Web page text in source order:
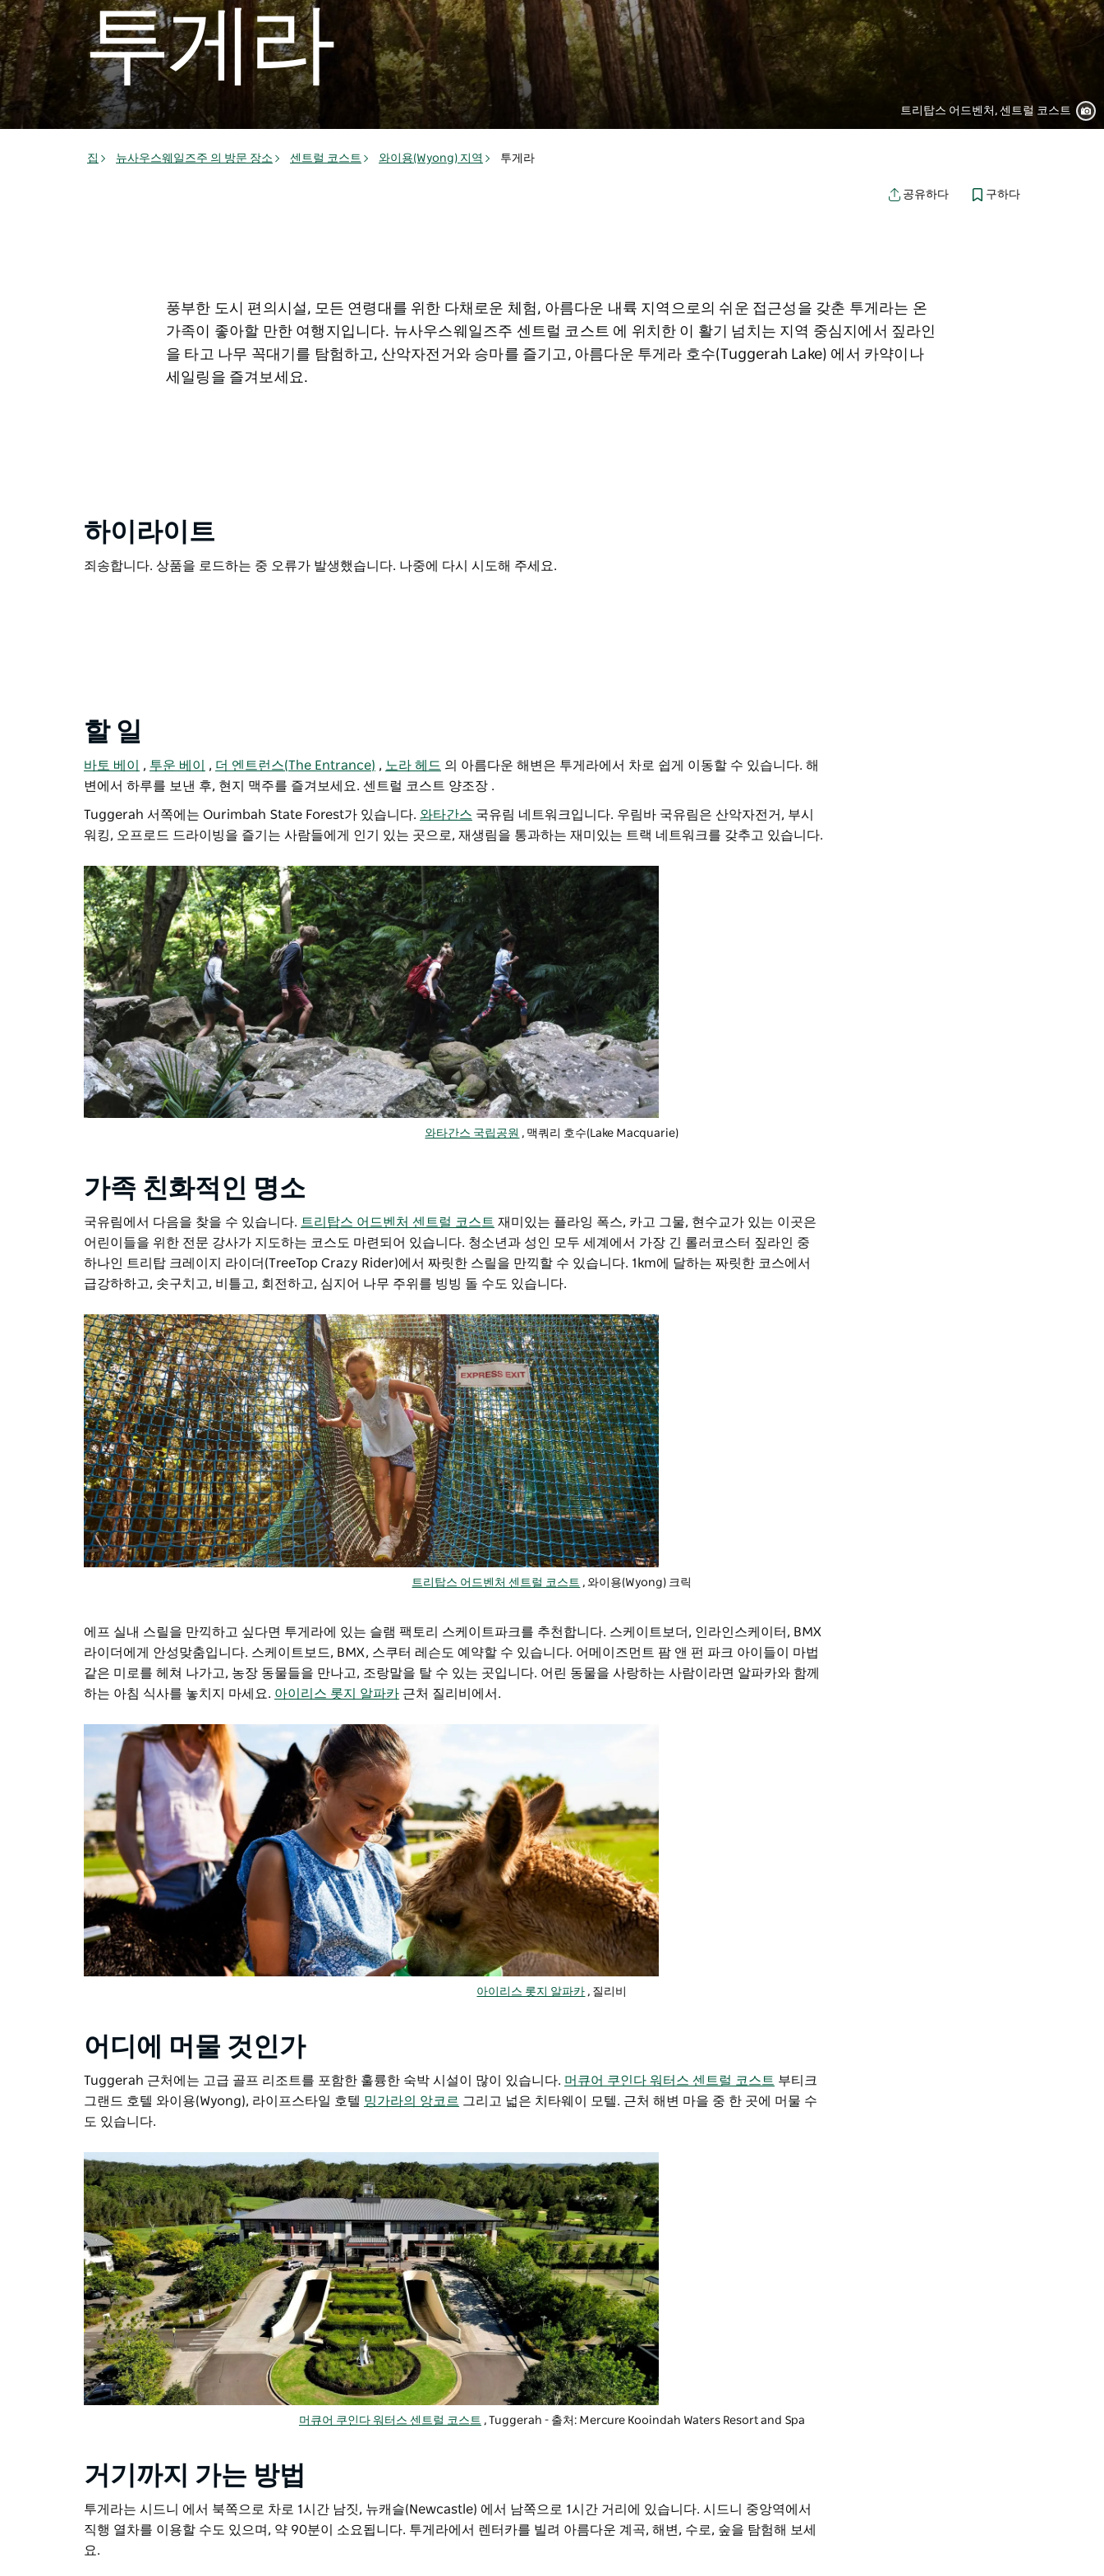
투게라
트리탑스 어드벤처, 센트럴 코스트
집 뉴사우스웨일즈주 의 방문 장소 센트럴 코스트 와이용(Wyong) 지역 투게라
공유하다 구하다
풍부한 도시 편의시설, 모든 연령대를 위한 다채로운 체험, 아름다운 내륙 지역으로의 쉬운 접근성을 갖춘 투게라는 온
가족이 좋아할 만한 여행지입니다. 뉴사우스웨일즈주 센트럴 코스트 에 위치한 이 활기 넘치는 지역 중심지에서 짚라인
을 타고 나무 꼭대기를 탐험하고, 산악자전거와 승마를 즐기고, 아름다운 투게라 호수(Tuggerah Lake) 에서 카약이나
세일링을 즐겨보세요.
하이라이트
죄송합니다. 상품을 로드하는 중 오류가 발생했습니다. 나중에 다시 시도해 주세요.
할 일
바토 베이 , 투운 베이 , 더 엔트런스(The Entrance) , 노라 헤드 의 아름다운 해변은 투게라에서 차로 쉽게 이동할 수 있습니다. 해
변에서 하루를 보낸 후, 현지 맥주를 즐겨보세요. 센트럴 코스트 양조장 .
Tuggerah 서쪽에는 Ourimbah State Forest가 있습니다. 와타간스 국유림 네트워크입니다. 우림바 국유림은 산악자전거, 부시
워킹, 오프로드 드라이빙을 즐기는 사람들에게 인기 있는 곳으로, 재생림을 통과하는 재미있는 트랙 네트워크를 갖추고 있습니다.
와타간스 국립공원 , 맥쿼리 호수(Lake Macquarie)
가족 친화적인 명소
국유림에서 다음을 찾을 수 있습니다. 트리탑스 어드벤처 센트럴 코스트 재미있는 플라잉 폭스, 카고 그물, 현수교가 있는 이곳은
어린이들을 위한 전문 강사가 지도하는 코스도 마련되어 있습니다. 청소년과 성인 모두 세계에서 가장 긴 롤러코스터 짚라인 중
하나인 트리탑 크레이지 라이더(TreeTop Crazy Rider)에서 짜릿한 스릴을 만끽할 수 있습니다. 1km에 달하는 짜릿한 코스에서
급강하하고, 솟구치고, 비틀고, 회전하고, 심지어 나무 주위를 빙빙 돌 수도 있습니다.
트리탑스 어드벤처 센트럴 코스트 , 와이용(Wyong) 크릭
에프 실내 스릴을 만끽하고 싶다면 투게라에 있는 슬램 팩토리 스케이트파크를 추천합니다. 스케이트보더, 인라인스케이터, BMX
라이더에게 안성맞춤입니다. 스케이트보드, BMX, 스쿠터 레슨도 예약할 수 있습니다. 어메이즈먼트 팜 앤 펀 파크 아이들이 마법
같은 미로를 헤쳐 나가고, 농장 동물들을 만나고, 조랑말을 탈 수 있는 곳입니다. 어린 동물을 사랑하는 사람이라면 알파카와 함께
하는 아침 식사를 놓치지 마세요. 아이리스 롯지 알파카 근처 질리비에서.
아이리스 롯지 알파카 , 질리비
어디에 머물 것인가
Tuggerah 근처에는 고급 골프 리조트를 포함한 훌륭한 숙박 시설이 많이 있습니다. 머큐어 쿠인다 워터스 센트럴 코스트 부티크
그랜드 호텔 와이용(Wyong), 라이프스타일 호텔 밍가라의 앙코르 그리고 넓은 치타웨이 모텔. 근처 해변 마을 중 한 곳에 머물 수
도 있습니다.
머큐어 쿠인다 워터스 센트럴 코스트 , Tuggerah - 출처: Mercure Kooindah Waters Resort and Spa
거기까지 가는 방법
투게라는 시드니 에서 북쪽으로 차로 1시간 남짓, 뉴캐슬(Newcastle) 에서 남쪽으로 1시간 거리에 있습니다. 시드니 중앙역에서
직행 열차를 이용할 수도 있으며, 약 90분이 소요됩니다. 투게라에서 렌터카를 빌려 아름다운 계곡, 해변, 수로, 숲을 탐험해 보세
요.